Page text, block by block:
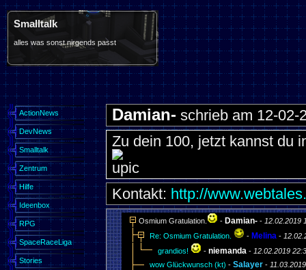
Smalltalk
alles was sonst nirgends passt
ActionNews
DevNews
Smalltalk
Zentrum
Hilfe
Ideenbox
RPG
SpaceRaceLiga
Stories
Damian- schrieb am 12-
Zu dein 100, jetzt kannst du
Kontakt: http://
Osmium Gratulation. - Damian-- 12.02.2019
Re: Osmium Gratulation.
- Melina -
grandios!
- niemanda - 12.02.2019
wow Glückwunsch (kt) - Salayer-